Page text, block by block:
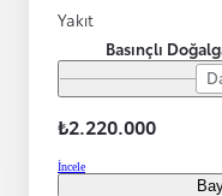
Yakıt
Basınçlı
₺2.220.000
İncele